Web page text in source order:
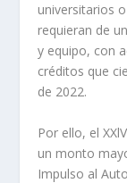
universitarios
requieran de
y equipo, con
créditos que
de 2022.
Por ello, el
un monto
Impulso al